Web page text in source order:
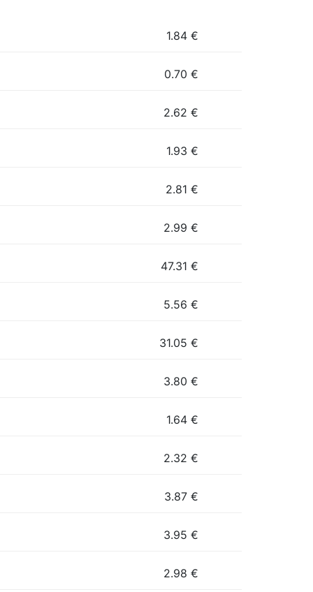
1.84 €
0.70 €
2.62 €
1.93 €
2.81 €
2.99 €
47.31 €
5.56 €
31.05 €
3.80 €
1.64 €
2.32 €
3.87 €
3.95 €
2.98 €